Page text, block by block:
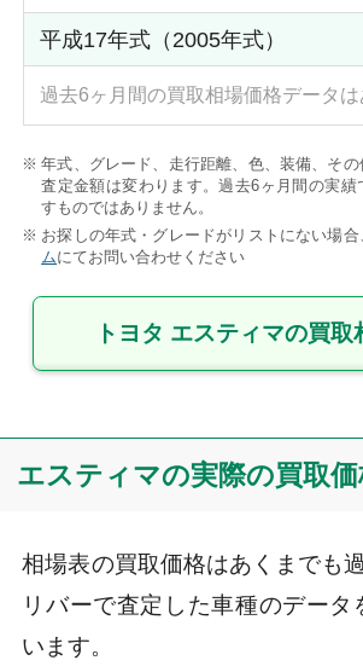
平成17年式（2005年式）
過去6ヶ月間の買取相場価格データは
年式、グレード、走行距離、色、装備、その
査定金額は変わります。過去6ヶ月間の実
すものではありません。
お探しの年式・グレードがリストにない場合
ムにてお問い合わせください
トヨタ エスティマの買取
エスティマの実際の買取価
相場表の買取価格はあくまでも
リバーで査定した車種のデータ
います。